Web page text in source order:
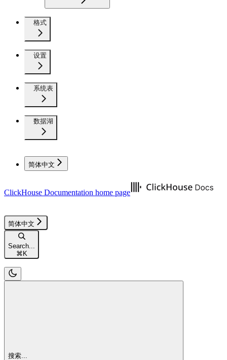
格式
设置
系统表
数据湖
简体中文
ClickHouse Documentation home page
简体中文
Search...
⌘K
搜索...